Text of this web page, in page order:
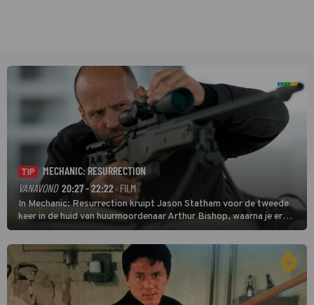
TIP
MECHANIC: RESURRECTION
VANAVOND 20:27 - 22:22· FILM
In Mechanic: Resurrection kruipt Jason Statham voor de tweede
keer in de huid van huurmoordenaar Arthur Bishop, waarna je er
donder op kunt zeggen dat er van Bishops geplande pensioen niet
veel terechtkomt.